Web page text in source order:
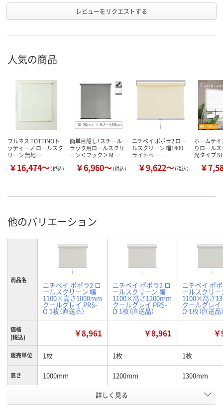
レビューをリクエストする
人気の商品
フルネス TOTTINOト
ッティーノ ロールスク
リーン 無地…
￥16,474～（税込）
簡単目隠し「スチール
ラック用ロールスクリ
ーン＜フック＞ M …
￥6,960～（税込）
ニチベイ ポポラ2 ロー
ルスクリーン 幅1400
ライトベー…
￥9,622～（税込）
ホームテ
りロール
光タイプ
￥
他のバリエーション
商品名
ニチベイ ポポラ2 ロ
ールスクリーン 幅
1100×高さ1000mm
クールグレイ PRS-
O 1枚（直送品）
ニチベイ ポポラ2 ロ
ールスクリーン 幅
1100×高さ1200mm
クールグレイ PRS-
O 1枚（直送品）
ニチベイ ポ
ールスクリー
1100×高さ
クールグレイ
O 1枚（直送品
価格
(税込)
￥8,961 ￥8,961
販売単位 1枚 1枚 1枚
高さ 1000mm 1200mm 1300mm
P830252 P830253
詳しく見る